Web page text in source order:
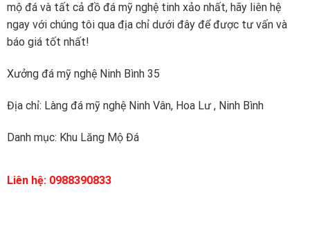
mộ đá và tất cả đồ đá mỹ nghệ tinh xảo nhất, hãy liên hệ
ngay với chúng tôi qua địa chỉ dưới đây để được tư vấn và
báo giá tốt nhất!
Xưởng đá mỹ nghệ Ninh Bình 35
Địa chỉ: Làng đá mỹ nghệ Ninh Vân, Hoa Lư , Ninh Bình
Danh mục: Khu Lăng Mộ Đá
Liên hệ: 0988390833